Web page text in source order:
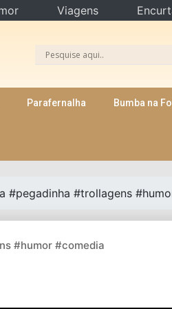
Parafernalha Bumba na
#pegadinha #trollagens
#humor #comedia
Viagens